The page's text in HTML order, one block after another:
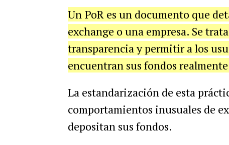
Un PoR es un documento que
exchange o una empresa. Se
transparencia y permitir a los
encuentran sus fondos
La estandarización de esta
comportamientos inusuales de
depositan sus fondos.